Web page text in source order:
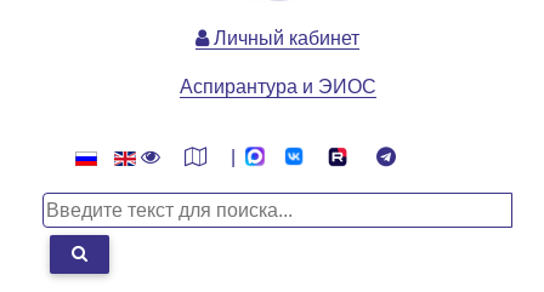
Личный кабинет
Аспирантура и ЭИОС